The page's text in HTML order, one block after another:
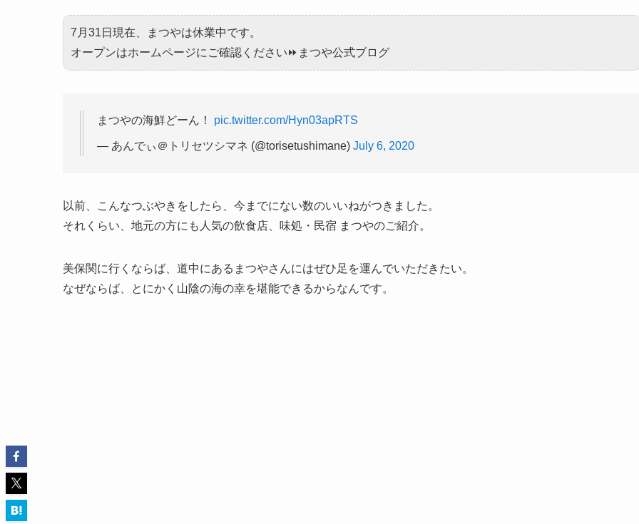
7月31日現在、まつやは休業中です。
オープンはホームページにご確認ください⏩まつや公式ブログ
まつやの海鮮どーん！ pic.twitter.com/Hyn03apRTS
— あんでぃ＠トリセツシマネ (@torisetushimane) July 6, 2020
以前、こんなつぶやきをしたら、今までにない数のいいねがつきました。
それくらい、地元の方にも人気の飲食店、味処・民宿 まつやのご紹介。
美保関に行くならば、道中にあるまつやさんにはぜひ足を運んでいただきたい。
なぜならば、とにかく山陰の海の幸を堪能できるからなんです。